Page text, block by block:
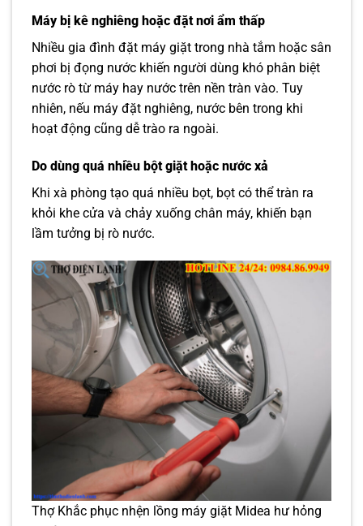
Máy bị kê nghiêng hoặc đặt nơi ẩm thấp
Nhiều gia đình đặt máy giặt trong nhà tắm hoặc sân
phơi bị đọng nước khiến người dùng khó phân biệt
nước rò từ máy hay nước trên nền tràn vào. Tuy
nhiên, nếu máy đặt nghiêng, nước bên trong khi
hoạt động cũng dễ trào ra ngoài.
Do dùng quá nhiều bột giặt hoặc nước xả
Khi xà phòng tạo quá nhiều bọt, bọt có thể tràn ra
khỏi khe cửa và chảy xuống chân máy, khiến bạn
lầm tưởng bị rò nước.
Thợ Khắc phục nhện lồng máy giặt Midea hư hỏng